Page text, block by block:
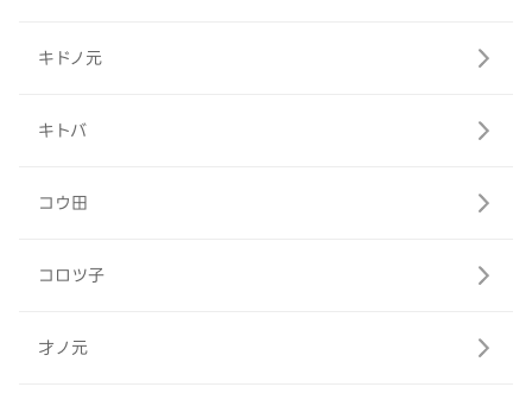
キドノ元
キトバ
コウ田
コロツ子
才ノ元